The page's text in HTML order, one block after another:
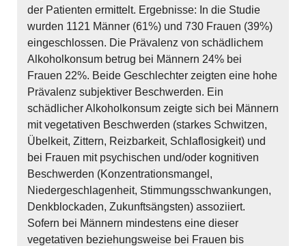
der Patienten ermittelt. Ergebnisse: In die Studie
wurden 1121 Männer (61%) und 730 Frauen (39%)
eingeschlossen. Die Prävalenz von schädlichem
Alkoholkonsum betrug bei Männern 24% bei
Frauen 22%. Beide Geschlechter zeigten eine hohe
Prävalenz subjektiver Beschwerden. Ein
schädlicher Alkoholkonsum zeigte sich bei Männern
mit vegetativen Beschwerden (starkes Schwitzen,
Übelkeit, Zittern, Reizbarkeit, Schlaflosigkeit) und
bei Frauen mit psychischen und/oder kognitiven
Beschwerden (Konzentrationsmangel,
Niedergeschlagenheit, Stimmungsschwankungen,
Denkblockaden, Zukunftsängsten) assoziiert.
Sofern bei Männern mindestens eine dieser
vegetativen beziehungsweise bei Frauen bis